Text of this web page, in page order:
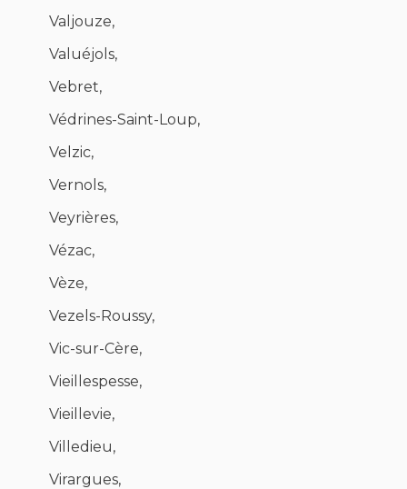
Valjouze,
Valuéjols,
Vebret,
Védrines-Saint-Loup,
Velzic,
Vernols,
Veyrières,
Vézac,
Vèze,
Vezels-Roussy,
Vic-sur-Cère,
Vieillespesse,
Vieillevie,
Villedieu,
Virargues,